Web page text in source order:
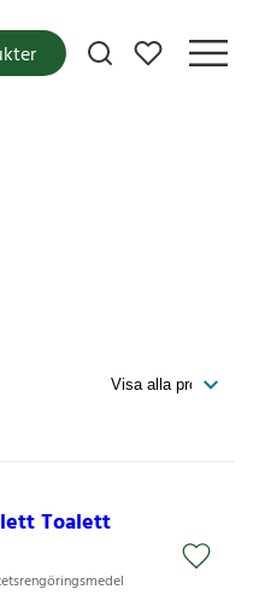
Mina favoriter
Toalett